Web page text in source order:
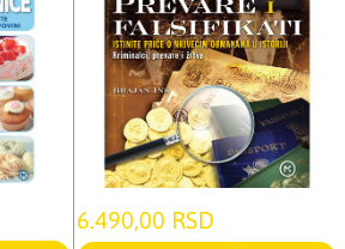
6.490,00 RSD